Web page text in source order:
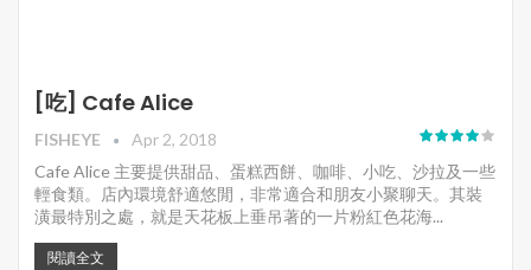
[吃] Cafe Alice
FISHEYE
Apr 2, 2018
Cafe Alice 主要提供甜品、蛋糕西餅、咖啡、小吃、沙拉及一些
輕食類。店內環境舒適悠閒，非常適合和朋友小聚聊天。其裝
潢最特別之處，就是天花板上垂吊著的一片粉紅色花海...
閱讀全文